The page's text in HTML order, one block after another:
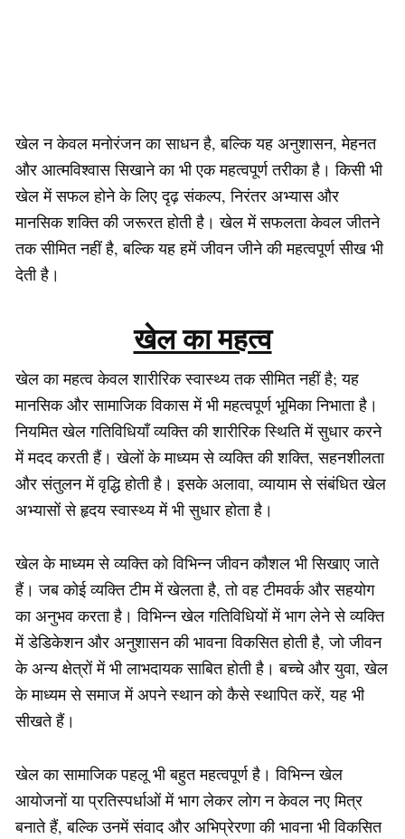
खेल न केवल मनोरंजन का साधन है, बल्कि यह अनुशासन, मेहनत
और आत्मविश्वास सिखाने का भी एक महत्वपूर्ण तरीका है। किसी भी
खेल में सफल होने के लिए दृढ़ संकल्प, निरंतर अभ्यास और
मानसिक शक्ति की जरूरत होती है। खेल में सफलता केवल जीतने
तक सीमित नहीं है, बल्कि यह हमें जीवन जीने की महत्वपूर्ण सीख भी
देती है।
खेल का महत्व
खेल का महत्व केवल शारीरिक स्वास्थ्य तक सीमित नहीं है; यह
मानसिक और सामाजिक विकास में भी महत्वपूर्ण भूमिका निभाता है।
नियमित खेल गतिविधियाँ व्यक्ति की शारीरिक स्थिति में सुधार करने
में मदद करती हैं। खेलों के माध्यम से व्यक्ति की शक्ति, सहनशीलता
और संतुलन में वृद्धि होती है। इसके अलावा, व्यायाम से संबंधित खेल
अभ्यासों से हृदय स्वास्थ्य में भी सुधार होता है।
खेल के माध्यम से व्यक्ति को विभिन्न जीवन कौशल भी सिखाए जाते
हैं। जब कोई व्यक्ति टीम में खेलता है, तो वह टीमवर्क और सहयोग
का अनुभव करता है। विभिन्न खेल गतिविधियों में भाग लेने से व्यक्ति
में डेडिकेशन और अनुशासन की भावना विकसित होती है, जो जीवन
के अन्य क्षेत्रों में भी लाभदायक साबित होती है। बच्चे और युवा, खेल
के माध्यम से समाज में अपने स्थान को कैसे स्थापित करें, यह भी
सीखते हैं।
खेल का सामाजिक पहलू भी बहुत महत्वपूर्ण है। विभिन्न खेल
आयोजनों या प्रतिस्पर्धाओं में भाग लेकर लोग न केवल नए मित्र
बनाते हैं, बल्कि उनमें संवाद और अभिप्रेरणा की भावना भी विकसित